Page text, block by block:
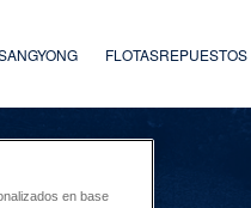
FLOTASREPUESTOS
en base